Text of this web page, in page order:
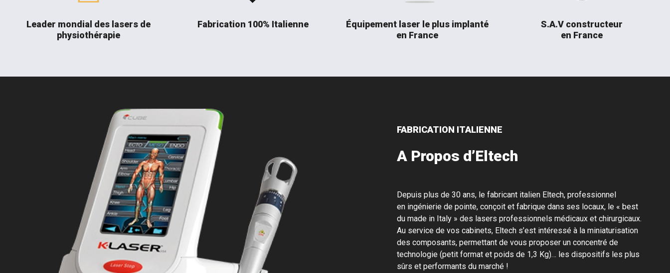
Leader mondial des lasers de
physiothérapie
Fabrication 100% Italienne
Équipement laser le plus implanté
en France
S.A.V constructeur
en France
FABRICATION ITALIENNE
A Propos d’Eltech
Depuis plus de 30 ans, le fabricant italien Eltech, professionnel
en ingénierie de pointe, conçoit et fabrique dans ses locaux, le « best
du made in Italy » des lasers professionnels médicaux et chirurgicaux.
Au service de vos cabinets, Eltech s’est intéressé à la miniaturisation
des composants, permettant de vous proposer un concentré de
technologie (petit format et poids de 1,3 Kg)… les dispositifs les plus
sûrs et performants du marché !